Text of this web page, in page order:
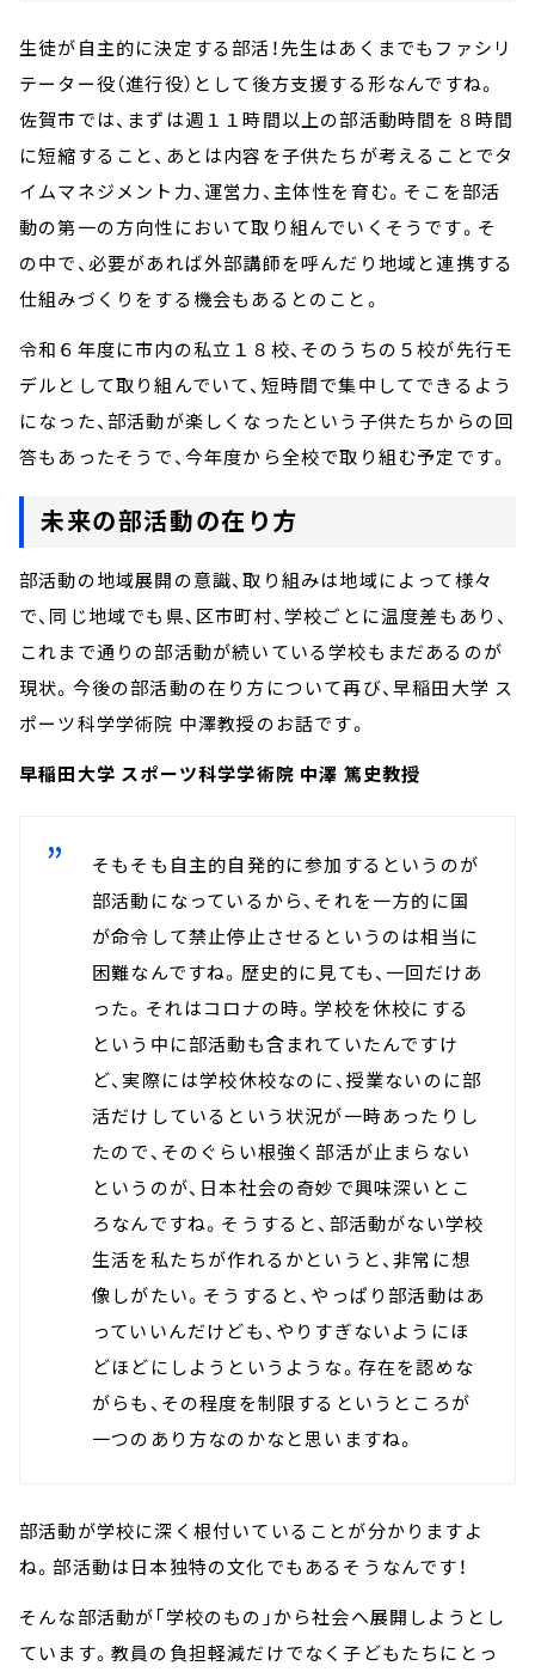
生徒が自主的に決定する部活！先生はあくまでもファシリ
テーター役（進行役）として後方支援する形なんですね。
佐賀市では、まずは週１１時間以上の部活動時間を８時間
に短縮すること、あとは内容を子供たちが考えることでタ
イムマネジメント力、運営力、主体性を育む。そこを部活
動の第一の方向性において取り組んでいくそうです。そ
の中で、必要があれば外部講師を呼んだり地域と連携する
仕組みづくりをする機会もあるとのこと。
令和６年度に市内の私立１８校、そのうちの５校が先行モ
デルとして取り組んでいて、短時間で集中してできるよう
になった、部活動が楽しくなったという子供たちからの回
答もあったそうで、今年度から全校で取り組む予定です。
未来の部活動の在り方
部活動の地域展開の意識、取り組みは地域によって様々
で、同じ地域でも県、区市町村、学校ごとに温度差もあり、
これまで通りの部活動が続いている学校もまだあるのが
現状。今後の部活動の在り方について再び、早稲田大学 ス
ポーツ科学学術院 中澤教授のお話です。
早稲田大学 スポーツ科学学術院 中澤 篤史教授
そもそも自主的自発的に参加するというのが
部活動になっているから、それを一方的に国
が命令して禁止停止させるというのは相当に
困難なんですね。歴史的に見ても、一回だけあ
った。それはコロナの時。学校を休校にする
という中に部活動も含まれていたんですけ
ど、実際には学校休校なのに、授業ないのに部
活だけしているという状況が一時あったりし
たので、そのぐらい根強く部活が止まらない
というのが、日本社会の奇妙で興味深いとこ
ろなんですね。そうすると、部活動がない学校
生活を私たちが作れるかというと、非常に想
像しがたい。そうすると、やっぱり部活動はあ
っていいんだけども、やりすぎないようにほ
どほどにしようというような。存在を認めな
がらも、その程度を制限するというところが
一つのあり方なのかなと思いますね。
部活動が学校に深く根付いていることが分かりますよ
ね。部活動は日本独特の文化でもあるそうなんです！
そんな部活動が「学校のもの」から社会へ展開しようとし
ています。教員の負担軽減だけでなく子どもたちにとっ